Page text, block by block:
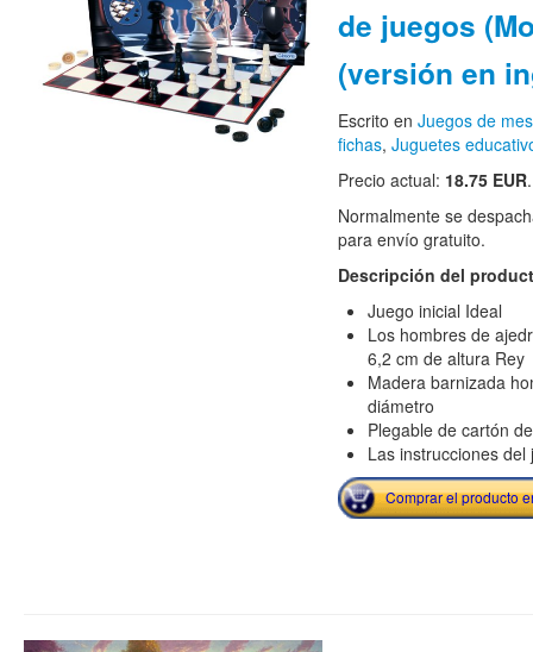
de juegos
(versión en
Escrito en Juegos de
fichas, Juguetes
Precio actual: 18.75 EUR.
Normalmente se
para envío gratuito.
Descripción del
Juego inicial Ideal
Los hombres de
6,2 cm de altura Rey
Madera barnizada
diámetro
Plegable de cartón
Las instrucciones del
Comprar el producto